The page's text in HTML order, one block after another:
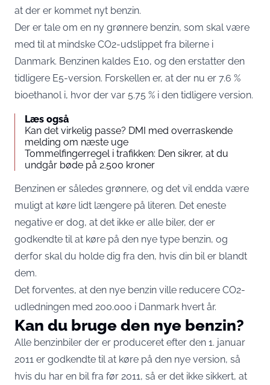
at der er kommet nyt benzin.
Der er tale om en ny grønnere benzin, som skal være
med til at mindske CO2-udslippet fra bilerne i
Danmark. Benzinen kaldes E10, og den erstatter den
tidligere E5-version. Forskellen er, at der nu er 7.6 %
bioethanol i, hvor der var 5.75 % i den tidligere version.
Læs også
Kan det virkelig passe? DMI med overraskende
melding om næste uge
Tommelfingerregel i trafikken: Den sikrer, at du
undgår bøde på 2.500 kroner
Benzinen er således grønnere, og det vil endda være
muligt at køre lidt længere på literen. Det eneste
negative er dog, at det ikke er alle biler, der er
godkendte til at køre på den nye type benzin, og
derfor skal du holde dig fra den, hvis din bil er blandt
dem.
Det forventes, at den nye benzin ville reducere CO2-
udledningen med 200.000 i Danmark hvert år.
Kan du bruge den nye benzin?
Alle benzinbiler der er produceret efter den 1. januar
2011 er godkendte til at køre på den nye version, så
hvis du har en bil fra før 2011, så er det ikke sikkert, at